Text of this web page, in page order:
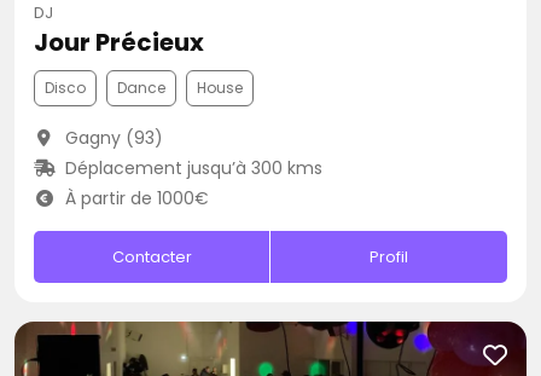
DJ
Jour Précieux
Disco Dance House
Gagny (93)
Déplacement jusqu’à 300 kms
À partir de 1000€
Contacter Profil